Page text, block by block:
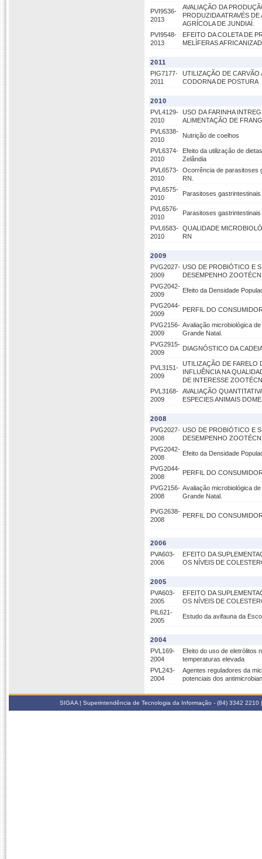
PVI9536-
2013
AVALIAÇÃO DA
PRODUZIDA ATRAVÉS
AGRÍCOLA DE JUNDIAÍ.
PVI9548-
2013
EFEITO DA COLETA DE
MELÍFERAS
2011
PIG7177-
2011
UTILIZAÇÃO DE CARVÃO
CODORNA DE POSTURA
2010
PVL4129-
2010
USO DA FARINHA
ALIMENTAÇÃO DE
PVL6338-
2010
Nutrição de coelhos
PVL6374-
2010
Efeito da utilização de
Zelândia
PVL6573-
2010
Ocorrência de parasitoses
RN.
PVL6575-
2010
Parasitoses
PVL6576-
2010
Parasitoses
PVL6583-
2010
QUALIDADE
RN
2009
PVG2027-
2009
USO DE PROBIÓTICO E
DESEMPENHO
PVG2042-
2009
Efeito da Densidade
PVG2044-
2009
PERFIL DO
PVG2156-
2009
Avaliação microbiológica
Grande Natal.
PVG2915-
2009
DIAGNÓSTICO DA
PVL3151-
2009
UTILIZAÇÃO DE FARELO
INFLUÊNCIA NA
DE INTERESSE
PVL3168-
2009
AVALIAÇÃO
ESPECIES ANIMAIS
2008
PVG2027-
2008
USO DE PROBIÓTICO E
DESEMPENHO
PVG2042-
2008
Efeito da Densidade
PVG2044-
2008
PERFIL DO
PVG2156-
2008
Avaliação microbiológica
Grande Natal.
PVG2638-
2008
PERFIL DO
2006
PVA603-
2006
EFEITO DA
OS NÍVEIS DE
2005
PVA603-
2005
EFEITO DA
OS NÍVEIS DE
PIL621-
2005
Estudo da avifauna da
2004
PVL169-
2004
Efeito do uso de eletrólitos
temperaturas elevada
PVL243-
2004
Agentes reguladores da
potenciais dos
SIGAA | Superintendência de Tecnologia da Informação - (84) 3342